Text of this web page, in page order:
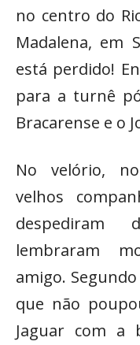
no centro do
Madalena, em
está perdido!
para a turnê
Bracarense e o
No velório,
velhos
despediram
lembraram
amigo.
que não
Jaguar com a